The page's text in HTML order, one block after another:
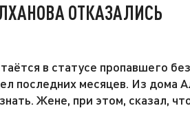
ОТКАЗАЛИСЬ
в статусе пропавшего
последних месяцев. Из дома
Жене, при этом, сказал,